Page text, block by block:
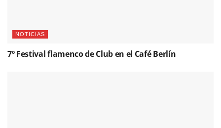
NOTICIAS
7º Festival flamenco de Club en el Café Berlín